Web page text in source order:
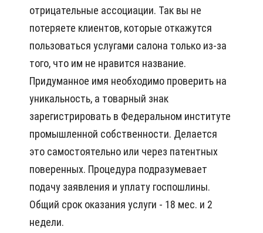
отрицательные ассоциации. Так вы не
потеряете клиентов, которые откажутся
пользоваться услугами салона только из-за
того, что им не нравится название.
Придуманное имя необходимо проверить на
уникальность, а товарный знак
зарегистрировать в Федеральном институте
промышленной собственности. Делается
это самостоятельно или через патентных
поверенных. Процедура подразумевает
подачу заявления и уплату госпошлины.
Общий срок оказания услуги - 18 мес. и 2
недели.